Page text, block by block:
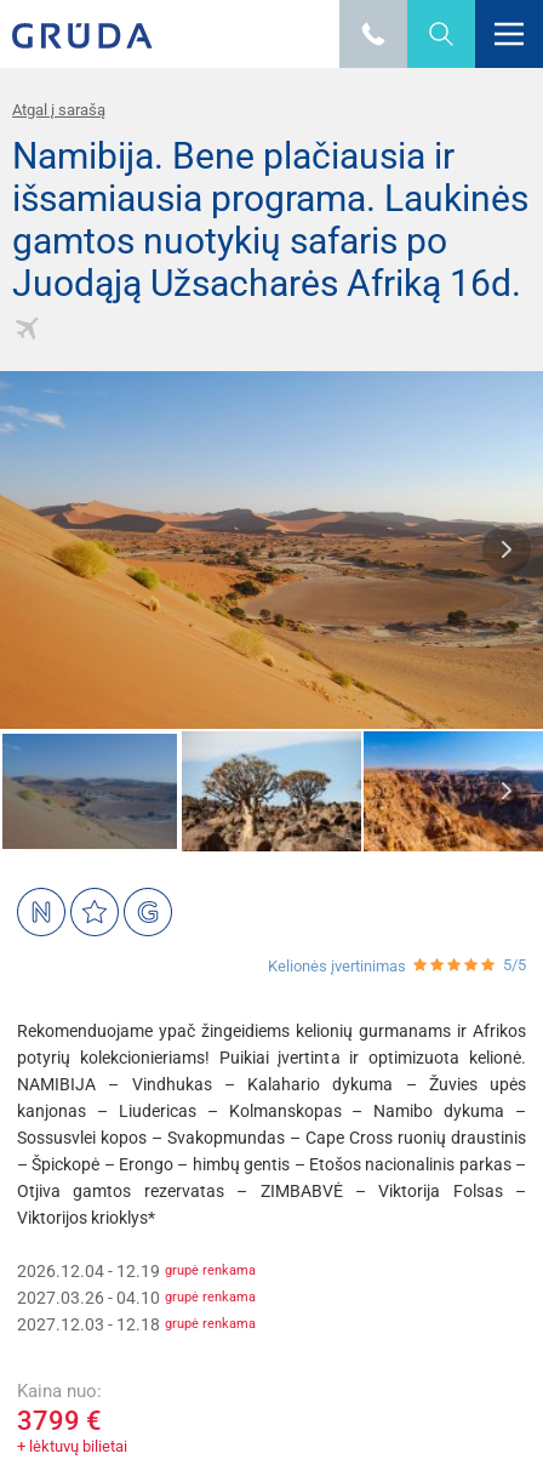
Atgal į sarašą
Namibija. Bene plačiausia ir
išsamiausia programa. Laukinės
gamtos nuotykių safaris po
Juodąją Užsacharės Afriką 16d.
Kelionės įvertinimas 5/5
Rekomenduojame ypač žingeidiems kelionių gurmanams ir Afrikos
potyrių kolekcionieriams! Puikiai įvertinta ir optimizuota kelionė.
NAMIBIJA – Vindhukas – Kalahario dykuma – Žuvies upės
kanjonas – Liudericas – Kolmanskopas – Namibo dykuma –
Sossusvlei kopos – Svakopmundas – Cape Cross ruonių draustinis
– Špickopė – Erongo – himbų gentis – Etošos nacionalinis parkas –
Otjiva gamtos rezervatas – ZIMBABVĖ – Viktorija Folsas –
Viktorijos krioklys*
2026.12.04 - 12.19 grupė renkama
2027.03.26 - 04.10 grupė renkama
2027.12.03 - 12.18 grupė renkama
Kaina nuo:
3799 €
+ lėktuvų bilietai